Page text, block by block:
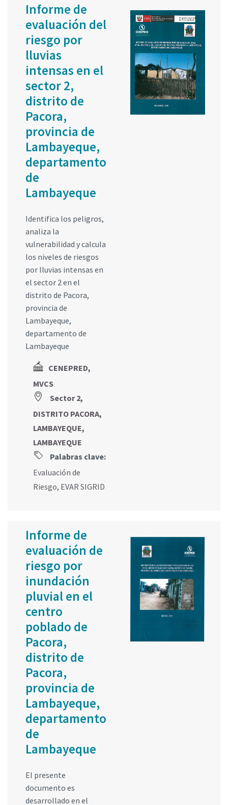
Informe de
evaluación del
riesgo por
lluvias
intensas en el
sector 2,
distrito de
Pacora,
provincia de
Lambayeque,
departamento
de
Lambayeque
Identifica los peligros,
analiza la
vulnerabilidad y calcula
los niveles de riesgos
por lluvias intensas en
el sector 2 en el
distrito de Pacora,
provincia de
Lambayeque,
departamento de
Lambayeque
CENEPRED,
MVCS
Sector 2,
DISTRITO PACORA,
LAMBAYEQUE,
LAMBAYEQUE
Palabras clave:
Evaluación de
Riesgo, EVAR SIGRID
Informe de
evaluación de
riesgo por
inundación
pluvial en el
centro
poblado de
Pacora,
distrito de
Pacora,
provincia de
Lambayeque,
departamento
de
Lambayeque
El presente
documento es
desarrollado en el